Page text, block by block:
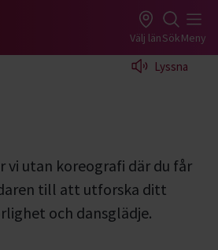
startsida Välj länSökMeny
Lyssna
vi utan koreografi där du får
till att utforska ditt
och dansglädje.